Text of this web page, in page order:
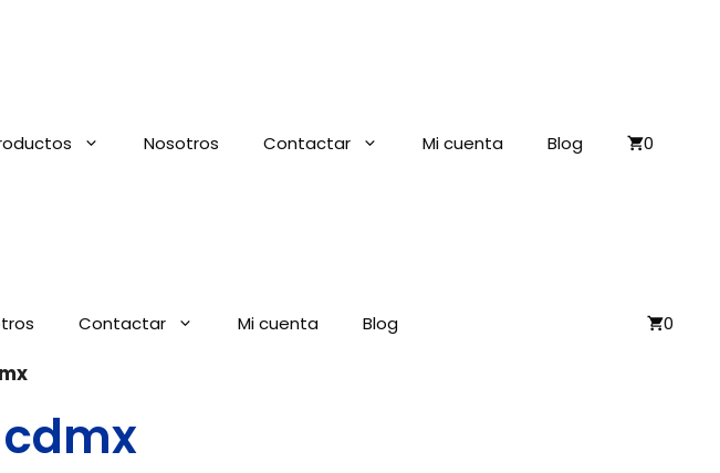
Nosotros Contactar Mi cuenta Blog 0
Contactar Mi cuenta Blog 0